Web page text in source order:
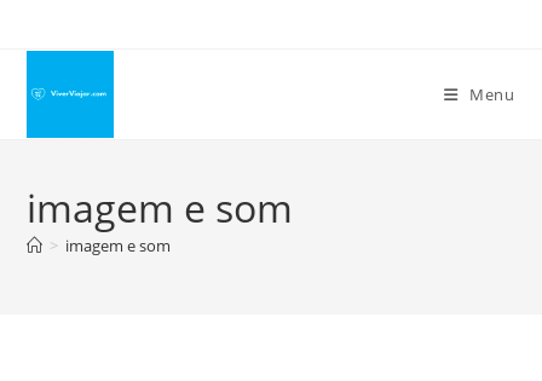
conteúdo
Menu
imagem e som
> imagem e som